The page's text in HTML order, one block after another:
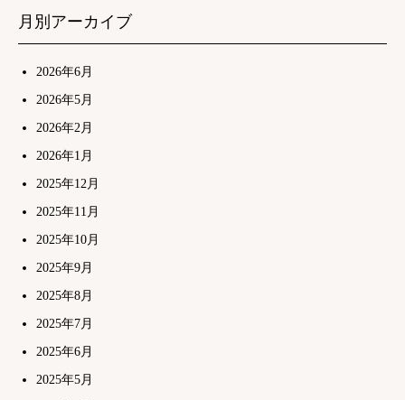
月別アーカイブ
2026年6月
2026年5月
2026年2月
2026年1月
2025年12月
2025年11月
2025年10月
2025年9月
2025年8月
2025年7月
2025年6月
2025年5月